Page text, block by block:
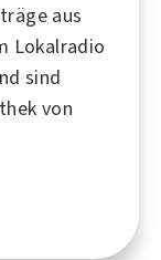
aus
Lokalradio
sind
von